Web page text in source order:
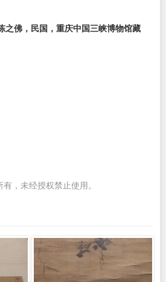
之佛，民国，重庆中国三峡博物馆藏
，未经授权禁止使用。